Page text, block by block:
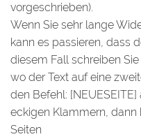
vorgeschrieben).
Wenn Sie sehr lange
kann es passieren, dass
diesem Fall schreiben
wo der Text auf eine
den Befehl:
eckigen Klammern, dann
Seiten